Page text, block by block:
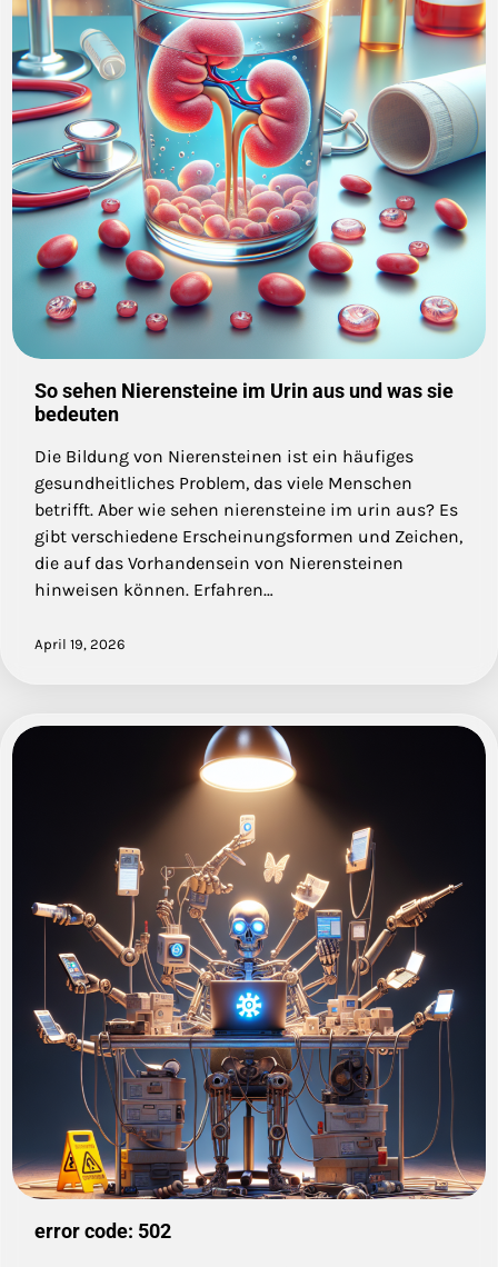
So sehen Nierensteine im Urin aus und was sie
bedeuten
Die Bildung von Nierensteinen ist ein häufiges
gesundheitliches Problem, das viele Menschen
betrifft. Aber wie sehen nierensteine im urin aus? Es
gibt verschiedene Erscheinungsformen und Zeichen,
die auf das Vorhandensein von Nierensteinen
hinweisen können. Erfahren…
April 19, 2026
error code: 502